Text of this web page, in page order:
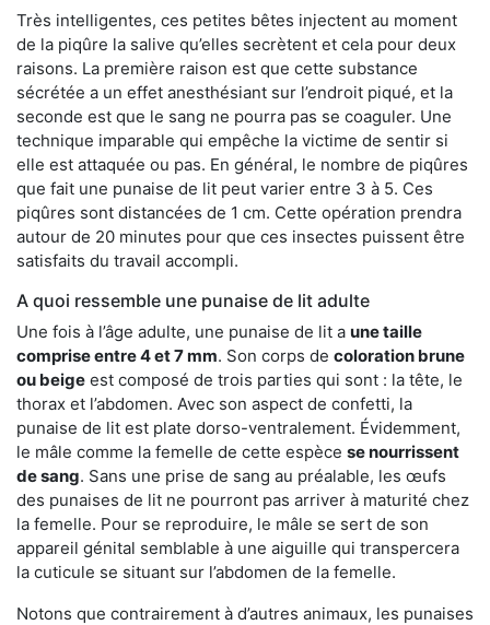
Très intelligentes, ces petites bêtes injectent au moment
de la piqûre la salive qu’elles secrètent et cela pour deux
raisons. La première raison est que cette substance
sécrétée a un effet anesthésiant sur l’endroit piqué, et la
seconde est que le sang ne pourra pas se coaguler. Une
technique imparable qui empêche la victime de sentir si
elle est attaquée ou pas. En général, le nombre de piqûres
que fait une punaise de lit peut varier entre 3 à 5. Ces
piqûres sont distancées de 1 cm. Cette opération prendra
autour de 20 minutes pour que ces insectes puissent être
satisfaits du travail accompli.
A quoi ressemble une punaise de lit adulte
Une fois à l’âge adulte, une punaise de lit a une taille
comprise entre 4 et 7 mm. Son corps de coloration brune
ou beige est composé de trois parties qui sont : la tête, le
thorax et l’abdomen. Avec son aspect de confetti, la
punaise de lit est plate dorso-ventralement. Évidemment,
le mâle comme la femelle de cette espèce se nourrissent
de sang. Sans une prise de sang au préalable, les œufs
des punaises de lit ne pourront pas arriver à maturité chez
la femelle. Pour se reproduire, le mâle se sert de son
appareil génital semblable à une aiguille qui transpercera
la cuticule se situant sur l’abdomen de la femelle.
Notons que contrairement à d’autres animaux, les punaises